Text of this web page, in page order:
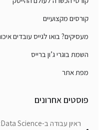
קורסים מקצועיים
מעסיקים? בואו לגייס עובדים
השמת בוגרי ג’ון ברייס
מפת אתר
פוסטים אחרונים